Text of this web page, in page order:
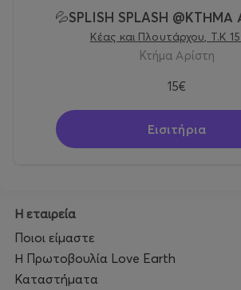
💦SPLISH SPLASH @KTΗΜΑ
Κέας και Πλουτάρχου, Τ.Κ
Κτήμα Αρίστη
15€
Εισιτήρια
Η εταιρεία
Ποιοι είμαστε
Η Πρωτοβουλία Love Earth
Καταστήματα